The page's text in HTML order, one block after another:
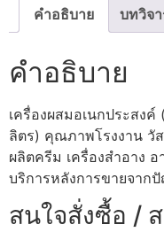
คำอธิบาย บทวิจ
คำอธิบาย
เครื่องผสมอเนกประสง
ลิตร) คุณภาพโรงงาน วั
ผลิตครีม เครื่องสำอาง
บริการหลังการขายจา
สนใจสั่งซื้อ /